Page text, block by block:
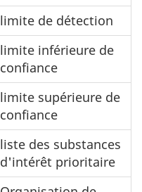
limite de détection
limite inférieure de
confiance
limite supérieure de
confiance
liste des substances
d'intérêt prioritaire